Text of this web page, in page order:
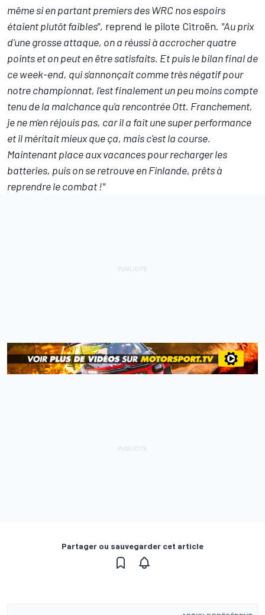
même si en partant premiers des WRC nos espoirs
étaient plutôt faibles", reprend le pilote Citroën. "Au prix
d'une grosse attaque, on a réussi à accrocher quatre
points et on peut en être satisfaits. Et puis le bilan final de
ce week-end, qui s'annonçait comme très négatif pour
notre championnat, l'est finalement un peu moins compte
tenu de la malchance qu'a rencontrée Ott. Franchement,
je ne m'en réjouis pas, car il a fait une super performance
et il méritait mieux que ça, mais c'est la course.
Maintenant place aux vacances pour recharger les
batteries, puis on se retrouve en Finlande, prêts à
reprendre le combat !"
Partager ou sauvegarder cet article